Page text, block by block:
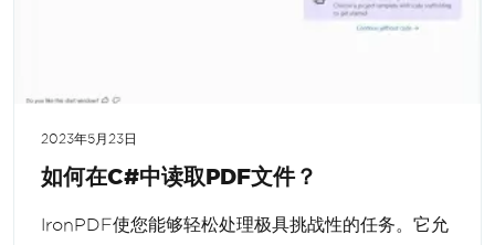
2023年5月23日
如何在C#中读取PDF文件？
IronPDF使您能够轻松处理极具挑战性的任务。它允